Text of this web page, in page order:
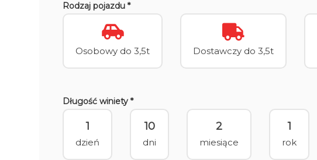
Rodzaj pojazdu *
Osobowy do 3,5t Dostawczy do 3,5t
Długość winiety *
1
dzień
10
dni
2
miesiące
1
rok